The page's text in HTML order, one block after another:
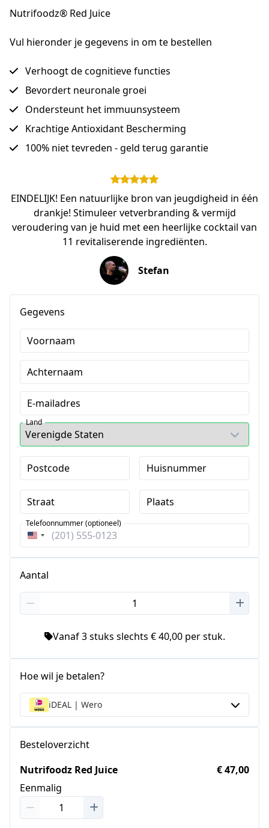
Nutrifoodz® Red Juice
Vul hieronder je gegevens in om te bestellen
Verhoogt de cognitieve functies
Bevordert neuronale groei
Ondersteunt het immuunsysteem
Krachtige Antioxidant Bescherming
100% niet tevreden - geld terug garantie
EINDELIJK! Een natuurlijke bron van jeugdigheid in één
drankje! Stimuleer vetverbranding & vermijd
veroudering van je huid met een heerlijke cocktail van
11 revitaliserende ingrediënten.
Stefan
Gegevens
Voornaam
Achternaam
E-mailadres
Land
Postcode Huisnummer
Straat Plaats
Verenigde
Telefoonnummer (optioneel)
Aantal
Vanaf 3 stuks slechts € 40,00 per stuk.
Hoe wil je betalen?
iDEAL | Wero
Besteloverzicht
Nutrifoodz Red Juice
Eenmalig
€ 47,00